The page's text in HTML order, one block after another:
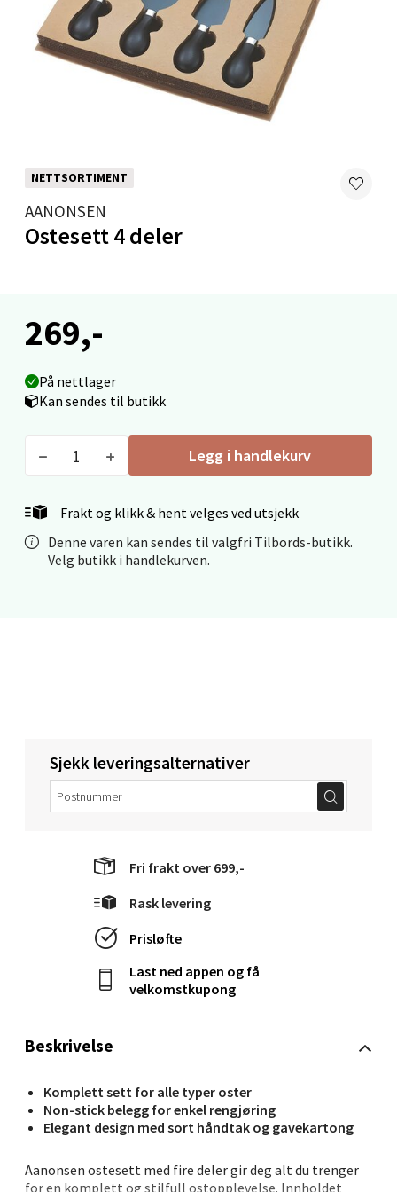
NETTSORTIMENT
AANONSEN
Ostesett 4 deler
269,-
På nettlager
Kan sendes til butikk
Legg i handlekurv
Frakt og klikk & hent velges ved utsjekk
Denne varen kan sendes til valgfri Tilbords-butikk.
Velg butikk i handlekurven.
Beskrivelse
Komplett sett for alle typer oster
Non-stick belegg for enkel rengjøring
Elegant design med sort håndtak og gavekartong
Aanonsen ostesett med fire deler gir deg alt du trenger
for en komplett og stilfull ostopplevelse. Innholdet
Sjekk leveringsalternativer
Fri frakt over 699,-
Rask levering
Prisløfte
Last ned appen og få
velkomstkupong
Velg
Levanger - Magneten
Mandal - Alti Mandal
Åpent i dag 10-20
Mo i Rana - Thon Senter Mo i Rana
Ålesund - Thon Senter Moa
0 i butikk
Torget 1, 6413 Molde
0 i butikk